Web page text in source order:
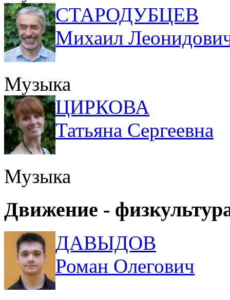
СТАРОДУБЦЕВ
Михаил
Музыка
ЦИРКОВА
Татьяна Сергеевна
Музыка
Движение -
ДАВЫДОВ
Роман Олегович